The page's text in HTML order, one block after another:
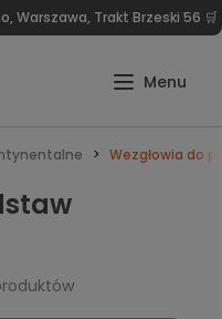
Trakt Brzeski 56 🛒
Wezgłowia do